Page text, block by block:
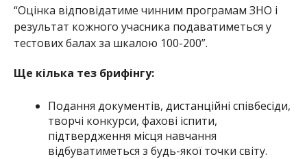
“Оцінка відповідатиме чинним програмам ЗНО і
результат кожного учасника подаватиметься у
тестових балах за шкалою 100-200”.
Ще кілька тез брифінгу:
Подання документів, дистанційні співбесіди,
творчі конкурси, фахові іспити,
підтвердження місця навчання
відбуватиметься з будь-якої точки світу.